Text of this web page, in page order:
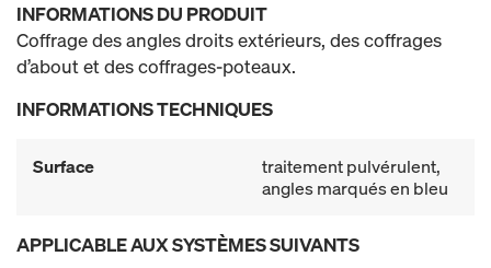
INFORMATIONS DU PRODUIT
Coffrage des angles droits extérieurs, des coffrages
d’about et des coffrages-poteaux.
INFORMATIONS TECHNIQUES
Surface
traitement pulvérulent,
angles marqués en bleu
APPLICABLE AUX SYSTÈMES SUIVANTS